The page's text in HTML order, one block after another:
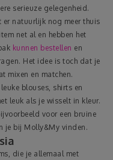
serieuze gelegenheid.
er natuurlijk nog meer thuis
net al en hebben het
kunnen bestellen en
Het idee is toch dat je
mixen en matchen.
blouses, shirts en
leuk als je wisselt in kleur.
voor een bruine
je bij Molly&My vinden.
die je allemaal met